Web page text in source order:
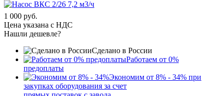
1 000 руб.
Цена указана с НДС
Нашли дешевле?
Сделано в России
Работаем от 0%
предоплаты
Экономим от 8% - 34% при
закупках оборудования за счет